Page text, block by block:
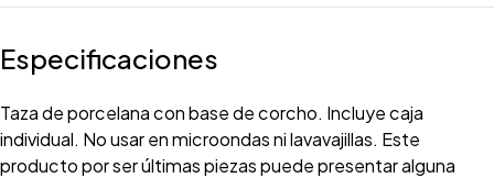
Especificaciones
Taza de porcelana con base de corcho. Incluye caja
individual. No usar en microondas ni lavavajillas. Este
producto por ser últimas piezas puede presentar alguna